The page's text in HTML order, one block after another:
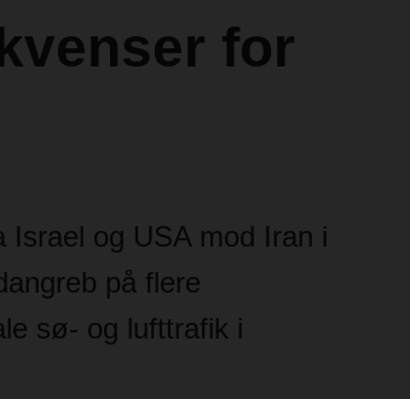
for
og USA mod Iran i
på flere
sø- og lufttrafik i